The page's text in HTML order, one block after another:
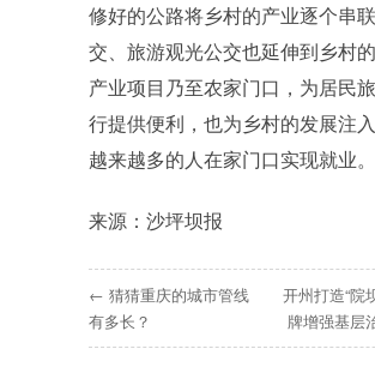
修好的公路将乡村的产业逐个串
交、旅游观光公交也延伸到乡村的
产业项目乃至农家门口，为居民
行提供便利，也为乡村的发展注入
越来越多的人在家门口实现就业。
来源：沙坪坝报
← 猜猜重庆的城市管线
有多长？
开州打造“院
牌增强基层